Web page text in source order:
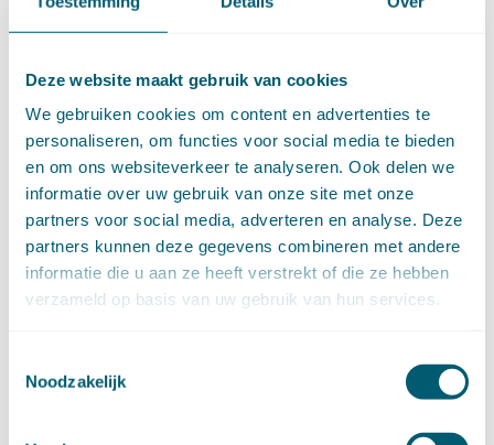
Deze website maakt gebruik van cookies
We gebruiken cookies om content en advertenties te
personaliseren, om functies voor social media te bieden
en om ons websiteverkeer te analyseren. Ook delen we
informatie over uw gebruik van onze site met onze
partners voor social media, adverteren en analyse. Deze
partners kunnen deze gegevens combineren met andere
informatie die u aan ze heeft verstrekt of die ze hebben
verzameld op basis van uw gebruik van hun services.
Noodzakelijk
oktober (15)
augustus (4)
juli (16)
juni (16)
april (13)
►
2021 (123)
december (15)
september (4)